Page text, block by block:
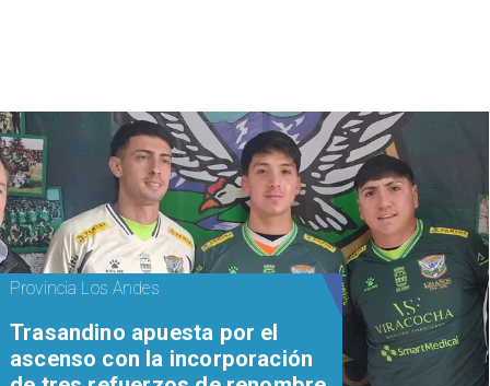
Provincia Los Andes
Trasandino apuesta por el
ascenso con la incorporación